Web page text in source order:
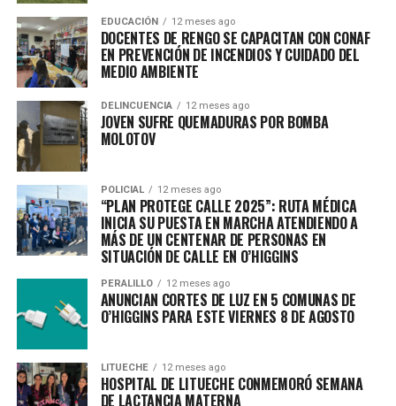
EDUCACIÓN 12 meses ago
DOCENTES DE RENGO SE CAPACITAN CON CONAF
EN PREVENCIÓN DE INCENDIOS Y CUIDADO DEL
MEDIO AMBIENTE
DELINCUENCIA 12 meses ago
JOVEN SUFRE QUEMADURAS POR BOMBA
MOLOTOV
POLICIAL 12 meses ago
“PLAN PROTEGE CALLE 2025”: RUTA MÉDICA
INICIA SU PUESTA EN MARCHA ATENDIENDO A
MÁS DE UN CENTENAR DE PERSONAS EN
SITUACIÓN DE CALLE EN O’HIGGINS
PERALILLO 12 meses ago
ANUNCIAN CORTES DE LUZ EN 5 COMUNAS DE
O’HIGGINS PARA ESTE VIERNES 8 DE AGOSTO
LITUECHE 12 meses ago
HOSPITAL DE LITUECHE CONMEMORÓ SEMANA
DE LACTANCIA MATERNA